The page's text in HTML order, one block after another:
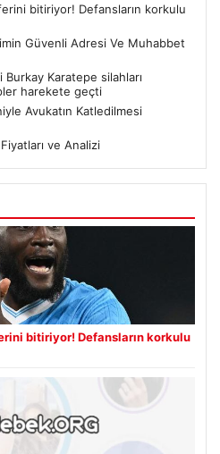
bitiriyor! Defansların korkulu
Güvenli Adresi Ve Muhabbet
Karatepe silahları
harekete geçti
Avukatın Katledilmesi
ve Analizi
bitiriyor! Defansların korkulu